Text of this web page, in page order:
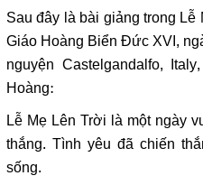
Sau đây là bài giảng trong
Giáo Hoàng Biển Đức XVI,
nguyện Castelgandalfo,
Hoàng:
Lễ Mẹ Lên Trời là một ngày
thắng. Tình yêu đã chiến
sống.